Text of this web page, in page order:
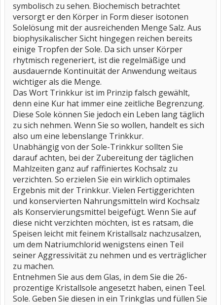
symbolisch zu sehen. Biochemisch betrachtet
versorgt er den Körper in Form dieser isotonen
Solelösung mit der ausreichenden Menge Salz. Aus
biophysikalischer Sicht hingegen reichen bereits
einige Tropfen der Sole. Da sich unser Körper
rhytmisch regeneriert, ist die regelmäßige und
ausdauernde Kontinuität der Anwendung weitaus
wichtiger als die Menge.
Das Wort Trinkkur ist im Prinzip falsch gewählt,
denn eine Kur hat immer eine zeitliche Begrenzung.
Diese Sole können Sie jedoch ein Leben lang täglich
zu sich nehmen. Wenn Sie so wollen, handelt es sich
also um eine lebenslange Trinkkur.
Unabhängig von der Sole-Trinkkur sollten Sie
darauf achten, bei der Zubereitung der täglichen
Mahlzeiten ganz auf raffiniertes Kochsalz zu
verzichten. So erzielen Sie ein wirklich optimales
Ergebnis mit der Trinkkur. Vielen Fertiggerichten
und konservierten Nahrungsmitteln wird Kochsalz
als Konservierungsmittel beigefügt. Wenn Sie auf
diese nicht verzichten möchten, ist es ratsam, die
Speisen leicht mit feinem Kristallsalz nachzusalzen,
um dem Natriumchlorid wenigstens einen Teil
seiner Aggressivität zu nehmen und es verträglicher
zu machen.
Entnehmen Sie aus dem Glas, in dem Sie die 26-
prozentige Kristallsole angesetzt haben, einen Teel.
Sole. Geben Sie diesen in ein Trinkglas und füllen Sie